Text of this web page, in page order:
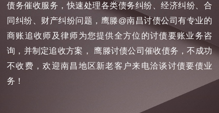
债务催收服务，快速处理各类债务纠纷、经济纠纷、合
同纠纷、财产纠纷问题，鹰滕@南昌讨债公司有专业的
商账追收师及律师为您提供全方位的讨债要账业务咨
询，并制定追收方案， 鹰滕讨债公司催收债务，不成功
不收费，欢迎南昌地区新老客户来电洽谈讨债要债业
务！